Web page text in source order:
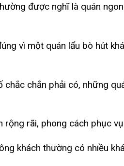
được nghĩ là quán
vì một quán lẩu bò hút
chắn phải có, những
rộng rãi, phong cách phục
khách thường có nhiều